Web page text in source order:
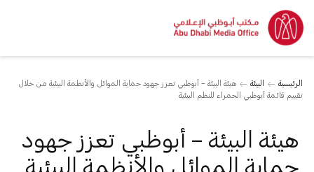
الرئيسية البيئة
هيئة البيئة – أبوظبي تعزز جهود حماية الموائل والأنظمة البيئية من خلال
تقييم قائمة أبوظبي الحمراء للنظم البيئية
هيئة البيئة – أبوظبي تعزز جهود
حماية الموائل والأنظمة البيئية